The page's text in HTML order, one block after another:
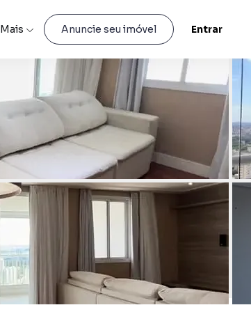
Mais Anuncie seu imóvel Entrar